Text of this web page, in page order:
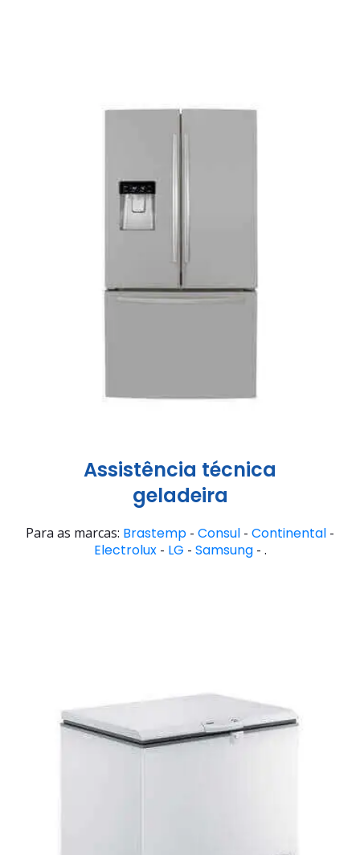
Assistência técnica
geladeira
Para as marcas: Brastemp - Consul - Continental -
Electrolux- LG - Samsung- .